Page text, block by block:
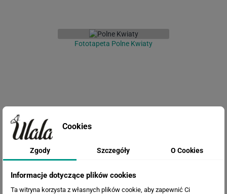
Fototapeta Polne Kwiaty
Fototapeta Liście bambusa
Cookies
Zgody Szczegóły O Cookies
Informacje dotyczące plików cookies
Ta witryna korzysta z własnych plików cookie, aby zapewnić Ci